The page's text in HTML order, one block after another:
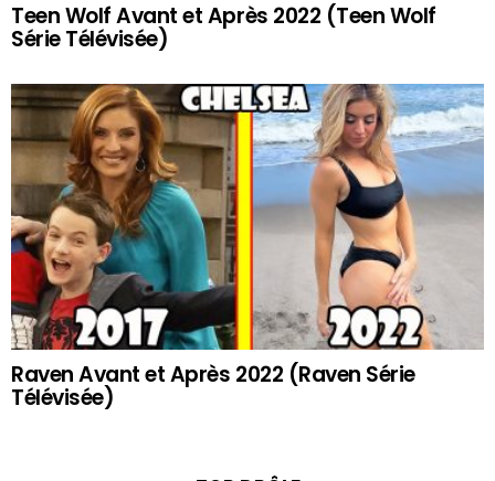
Teen Wolf Avant et Après 2022 (Teen Wolf
Série Télévisée)
Raven Avant et Après 2022 (Raven Série
Télévisée)